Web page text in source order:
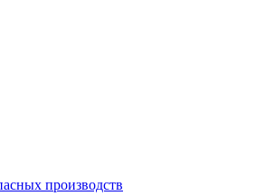
производств